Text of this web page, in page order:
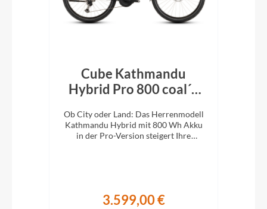
Cube Kathmandu
Hybrid Pro 800 coal´n
Ob City oder Land: Das Herrenmodell
Kathmandu Hybrid mit 800 Wh Akku
in der Pro-Version steigert Ihre
3.599,00 €